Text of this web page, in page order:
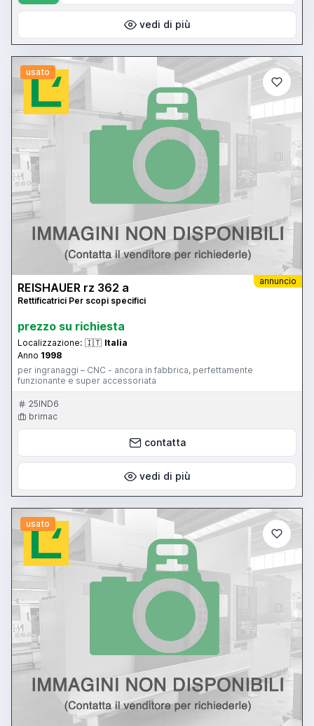
vedi di più
usato
annuncio
REISHAUER rz 362 a
Rettificatrici Per scopi specifici
prezzo su richiesta
Localizzazione: 🇮🇹 Italia
Anno 1998
per ingranaggi – CNC - ancora in fabbrica, perfettamente
funzionante e super accessoriata
25IND6
brimac
contatta
vedi di più
usato